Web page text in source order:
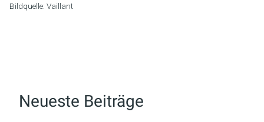
Bildquelle: Vaillant
Neueste Beiträge